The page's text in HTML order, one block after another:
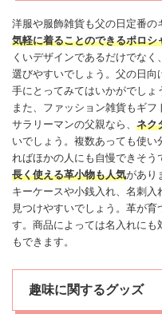
洋服や服飾雑貨も父の日定番の
気軽に着ることのできるポロシ
くいデザインであるだけでな
選びやすいでしょう。父の日
手にとってみてはいかがでしょ
また、ファッション雑貨もギフ
サラリーマンの父親なら、 ネク
いでしょう。複数あっても使
ればほかの人にも自慢できそう
長く使える革小物も人気があり
キーケースや小銭入れ、名刺
見つけやすいでしょう。革が
す。商品によっては名入れにも
もできます。
趣味に関するグッズ